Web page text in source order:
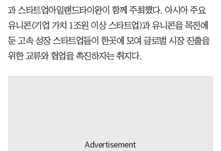
과 스타트업아일랜드타이완이 함께 주최했다. 아시아 주요
유니콘(기업 가치 1조원 이상 스타트업)과 유니콘을 목전에
둔 고속 성장 스타트업들이 한곳에 모여 글로벌 시장 진출을
위한 교류와 협업을 촉진하자는 취지다.